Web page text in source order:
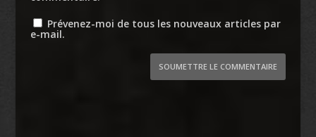
Prévenez-moi de tous les nouveaux articles par
e-mail.
SOUMETTRE LE COMMENTAIRE